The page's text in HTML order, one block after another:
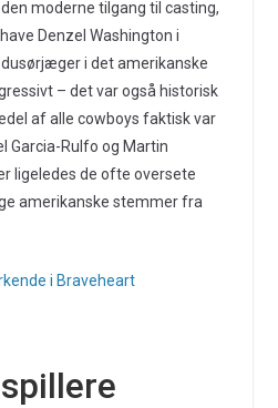
moderne tilgang til casting,
Denzel Washington i
i det amerikanske
– det var også historisk
af alle cowboys faktisk var
Garcia-Rulfo og Martin
ligeledes de ofte oversete
amerikanske stemmer fra
i Braveheart